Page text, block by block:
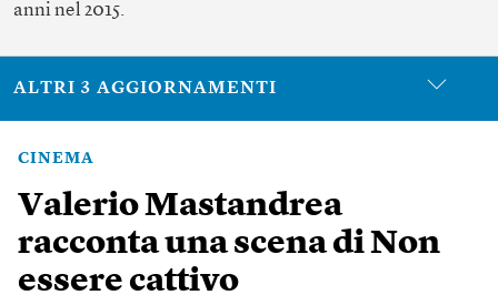
anni nel 2015.
ALTRI 3 AGGIORNAMENTI
CINEMA
Valerio Mastandrea
racconta una scena di Non
essere cattivo